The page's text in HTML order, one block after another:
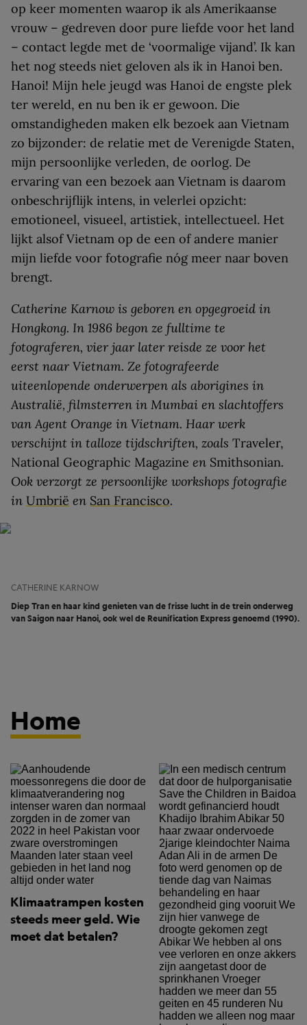
op keer momenten waarop ik als Amerikaanse
vrouw – gedreven door pure liefde voor het land
– contact legde met de ‘voormalige vijand’. Ik kan
het nog steeds niet geloven als ik in Hanoi ben.
Hanoi! Mijn hele jeugd was Hanoi de engste plek
ter wereld, en nu ben ik er gewoon. Die
omstandigheden maken elk bezoek aan Vietnam
zo bijzonder: de relatie met de Verenigde Staten,
mijn persoonlijke verleden, de oorlog. De
ervaring van een bezoek aan Vietnam is daarom
onbeschrijflijk intens, in velerlei opzicht:
emotioneel, visueel, artistiek, intellectueel. Het
lijkt alsof Vietnam op de een of andere manier
mijn liefde voor fotografie nóg meer naar boven
brengt.
Catherine Karnow is geboren en opgegroeid in
Hongkong. In 1986 begon ze fulltime te
fotograferen, vier jaar later reisde ze voor het
eerst naar Vietnam. Ze fotografeerde
uiteenlopende onderwerpen als aborigines in
Australië, filmsterren in Mumbai en slachtoffers
van Agent Orange in Vietnam. Haar werk
verschijnt in talloze tijdschriften, zoals Traveler,
National Geographic Magazine en Smithsonian.
Ook verzorgt ze persoonlijke workshops fotografie
in Umbrië en San Francisco.
CATHERINE KARNOW
Diep Tran en haar kind genieten van de frisse lucht in de trein onderweg
van Saigon naar Hanoi, ook wel de Reunification Express genoemd (1990).
Home
Klimaatrampen kosten
steeds meer geld. Wie
moet dat betalen?